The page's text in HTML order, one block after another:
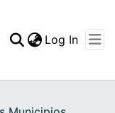
Log In